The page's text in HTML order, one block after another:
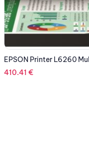
KYOCERA Printer
Multifunction Mono Laser